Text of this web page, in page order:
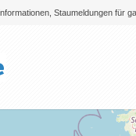
Staumeldungen für